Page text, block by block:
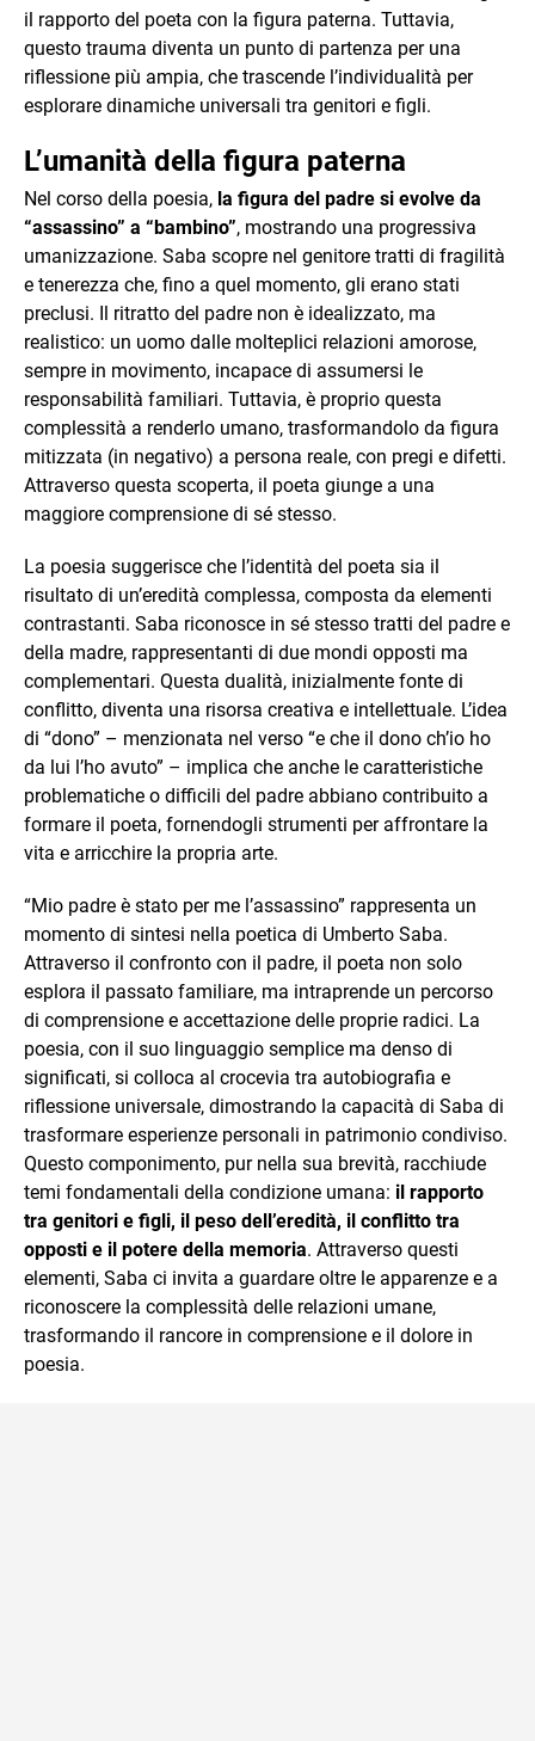
il rapporto del poeta con la figura paterna. Tuttavia,
questo trauma diventa un punto di partenza per una
riflessione più ampia, che trascende l’individualità per
esplorare dinamiche universali tra genitori e figli.
L’umanità della figura paterna
Nel corso della poesia, la figura del padre si evolve da
“assassino” a “bambino”, mostrando una progressiva
umanizzazione. Saba scopre nel genitore tratti di fragilità
e tenerezza che, fino a quel momento, gli erano stati
preclusi. Il ritratto del padre non è idealizzato, ma
realistico: un uomo dalle molteplici relazioni amorose,
sempre in movimento, incapace di assumersi le
responsabilità familiari. Tuttavia, è proprio questa
complessità a renderlo umano, trasformandolo da figura
mitizzata (in negativo) a persona reale, con pregi e difetti.
Attraverso questa scoperta, il poeta giunge a una
maggiore comprensione di sé stesso.
La poesia suggerisce che l’identità del poeta sia il
risultato di un’eredità complessa, composta da elementi
contrastanti. Saba riconosce in sé stesso tratti del padre e
della madre, rappresentanti di due mondi opposti ma
complementari. Questa dualità, inizialmente fonte di
conflitto, diventa una risorsa creativa e intellettuale. L’idea
di “dono” – menzionata nel verso “e che il dono ch’io ho
da lui l’ho avuto” – implica che anche le caratteristiche
problematiche o difficili del padre abbiano contribuito a
formare il poeta, fornendogli strumenti per affrontare la
vita e arricchire la propria arte.
“Mio padre è stato per me l’assassino” rappresenta un
momento di sintesi nella poetica di Umberto Saba.
Attraverso il confronto con il padre, il poeta non solo
esplora il passato familiare, ma intraprende un percorso
di comprensione e accettazione delle proprie radici. La
poesia, con il suo linguaggio semplice ma denso di
significati, si colloca al crocevia tra autobiografia e
riflessione universale, dimostrando la capacità di Saba di
trasformare esperienze personali in patrimonio condiviso.
Questo componimento, pur nella sua brevità, racchiude
temi fondamentali della condizione umana: il rapporto
tra genitori e figli, il peso dell’eredità, il conflitto tra
opposti e il potere della memoria. Attraverso questi
elementi, Saba ci invita a guardare oltre le apparenze e a
riconoscere la complessità delle relazioni umane,
trasformando il rancore in comprensione e il dolore in
poesia.